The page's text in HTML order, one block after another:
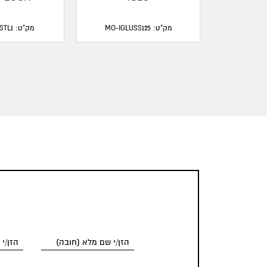
מק"ט: MO-IGLUSTL1 מק"ט: MO-IGLUSS125